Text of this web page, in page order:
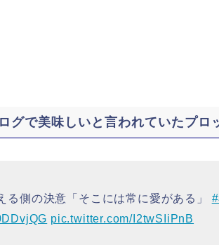
グで美味しいと言われていたプロ
る側の決意「そこには常に愛がある」
pic.twitter.com/I2twSIiPnB